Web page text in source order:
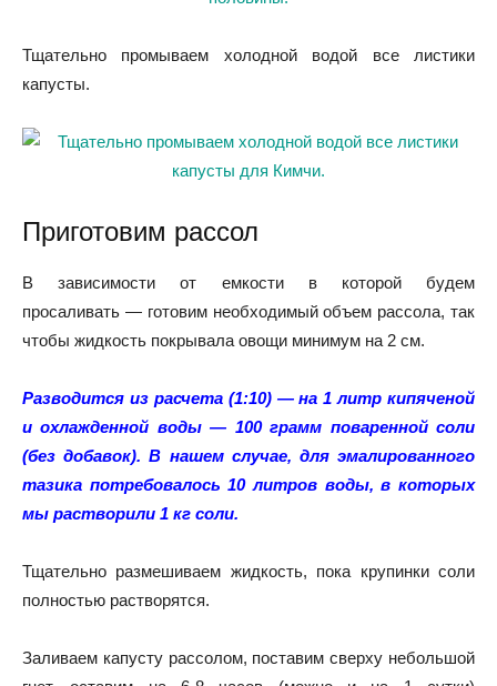
Тщательно промываем холодной водой все листики
капусты.
Приготовим рассол
В зависимости от емкости в которой будем
просаливать — готовим необходимый объем рассола, так
чтобы жидкость покрывала овощи минимум на 2 см.
Разводится из расчета (1:10) — на 1 литр кипяченой
и охлажденной воды — 100 грамм поваренной соли
(без добавок).В нашем случае, для эмалированного
тазика потребовалось 10 литров воды, в которых
мы растворили 1 кг соли.
Тщательно размешиваем жидкость, пока крупинки соли
полностью растворятся.
Заливаем капусту рассолом, поставим сверху небольшой